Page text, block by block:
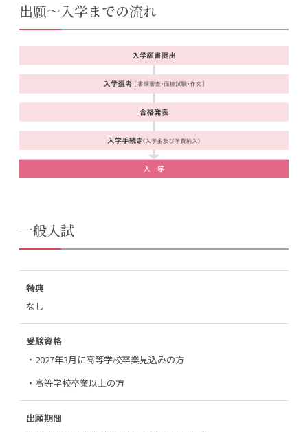
出願〜入学までの流れ
一般入試
特典
なし
受験資格
・2027年3月に高等学校卒業見込みの方
・高等学校卒業以上の方
出願期間